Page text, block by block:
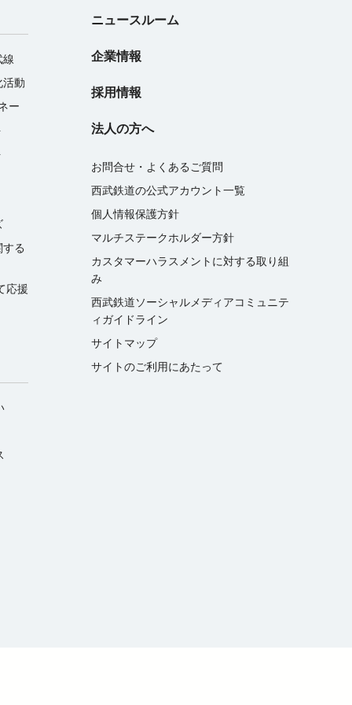
線
活動
ー
る
応援
ニュースルーム
企業情報
採用情報
法人の方へ
お問合せ・よくあるご質問
西武鉄道の公式アカウント一覧
個人情報保護方針
マルチステークホルダー方針
カスタマーハラスメントに対する取り組
み
西武鉄道ソーシャルメディアコミュニテ
ィガイドライン
サイトマップ
サイトのご利用にあたって